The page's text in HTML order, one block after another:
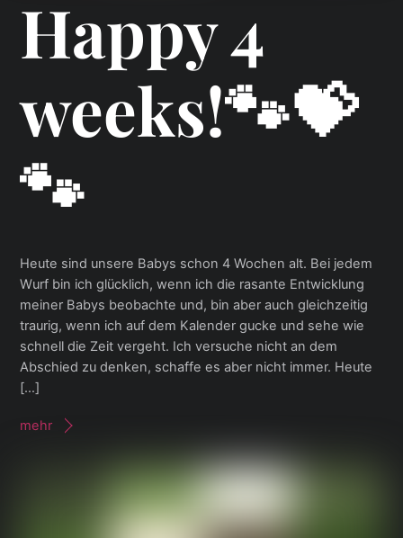
Happy 4
weeks!🐾💝
🐾
Heute sind unsere Babys schon 4 Wochen alt. Bei jedem
Wurf bin ich glücklich, wenn ich die rasante Entwicklung
meiner Babys beobachte und, bin aber auch gleichzeitig
traurig, wenn ich auf dem Kalender gucke und sehe wie
schnell die Zeit vergeht. Ich versuche nicht an dem
Abschied zu denken, schaffe es aber nicht immer. Heute
[…]
mehr